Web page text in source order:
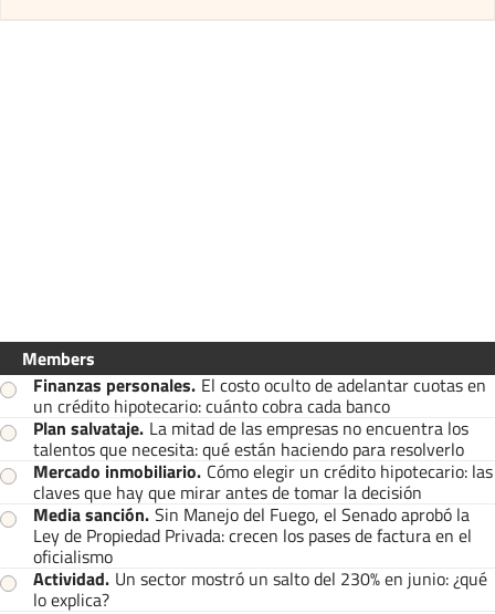
Members
Finanzas personales. El costo oculto de adelantar cuotas en
un crédito hipotecario: cuánto cobra cada banco
Plan salvataje. La mitad de las empresas no encuentra los
talentos que necesita: qué están haciendo para resolverlo
Mercado inmobiliario. Cómo elegir un crédito hipotecario: las
claves que hay que mirar antes de tomar la decisión
Media sanción. Sin Manejo del Fuego, el Senado aprobó la
Ley de Propiedad Privada: crecen los pases de factura en el
oficialismo
Actividad. Un sector mostró un salto del 230% en junio: ¿qué
lo explica?